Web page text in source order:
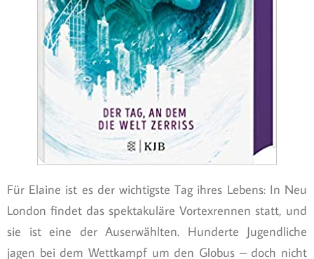
Für Elaine ist es der wichtigste Tag ihres Lebens: In Neu
London findet das spektakuläre Vortexrennen statt, und
sie ist eine der Auserwählten. Hunderte Jugendliche
jagen bei dem Wettkampf um den Globus – doch nicht